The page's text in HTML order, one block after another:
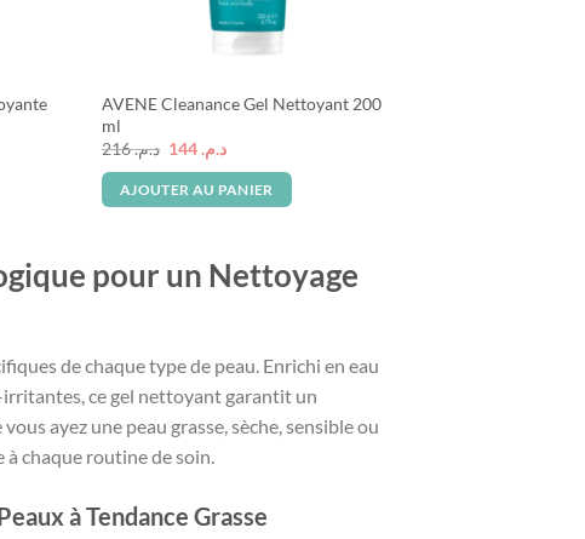
AVENE Cleanance Gel Nettoyant 200
ml
د.م.216
Le
initial
était :
د.م.144
Le
actuel
est :
AJOUTER AU PANIER
pour un Nettoyage
de chaque type de peau. Enrichi en eau
ce gel nettoyant garantit un
ayez une peau grasse, sèche, sensible ou
chaque routine de soin.
à Tendance Grasse